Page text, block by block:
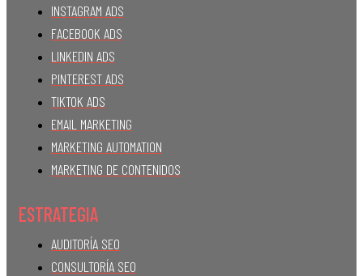
INSTAGRAM ADS
FACEBOOK ADS
LINKEDIN ADS
PINTEREST ADS
TIKTOK ADS
EMAIL MARKETING
MARKETING AUTOMATION
MARKETING DE CONTENIDOS
ESTRATEGIA
AUDITORÍA SEO
CONSULTORÍA SEO